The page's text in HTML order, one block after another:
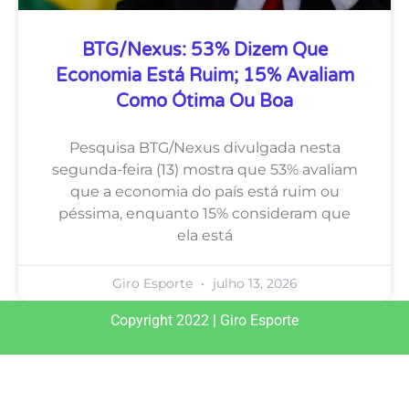
BTG/Nexus: 53% Dizem Que
Economia Está Ruim; 15% Avaliam
Como Ótima Ou Boa
Pesquisa BTG/Nexus divulgada nesta
segunda-feira (13) mostra que 53% avaliam
que a economia do país está ruim ou
péssima, enquanto 15% consideram que
ela está
Giro Esporte julho 13, 2026
Copyright 2022 | Giro Esporte